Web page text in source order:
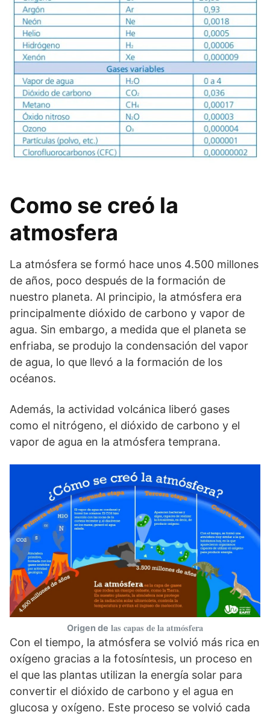
Como se creó la
atmosfera
La atmósfera se formó hace unos 4.500 millones
de años, poco después de la formación de
nuestro planeta. Al principio, la atmósfera era
principalmente dióxido de carbono y vapor de
agua. Sin embargo, a medida que el planeta se
enfriaba, se produjo la condensación del vapor
de agua, lo que llevó a la formación de los
océanos.
Además, la actividad volcánica liberó gases
como el nitrógeno, el dióxido de carbono y el
vapor de agua en la atmósfera temprana.
Origen de las capas de la atmósfera
Con el tiempo, la atmósfera se volvió más rica en
oxígeno gracias a la fotosíntesis, un proceso en
el que las plantas utilizan la energía solar para
convertir el dióxido de carbono y el agua en
glucosa y oxígeno. Este proceso se volvió cada